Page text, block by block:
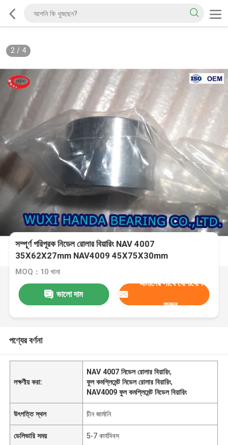
2/ 4
সম্পূর্ণ পরিপূরক নিডেল রোলার বিয়ারিং NAV 4007
35X62X27mm NAV4009 45X75X30mm
MOQ：10 খানা
ভালো দাম
আমাদের সাথে যোগাযোগ
করুন
পণ্যের বর্ণনা
লক্ষণীয় করা:
NAV 4007 নিডেল রোলার বিয়ারিং,
ফুল কমপ্লিমেন্ট নিডেল রোলার বিয়ারিং,
NAV4009 ফুল কমপ্লিমেন্ট নিডেল বিয়ারিং
উৎপত্তি স্থল চীন জার্মানি
ডেলিভারি সময় 5-7 কার্যদিবস